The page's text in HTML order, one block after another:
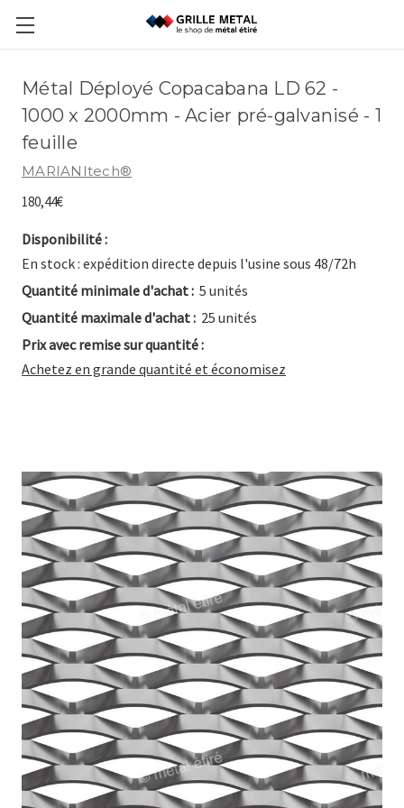
Métal Déployé Copacabana LD 62 -
1000 x 2000mm - Acier pré-galvanisé - 1
feuille
MARIANItech®
180,44€
Disponibilité :
En stock : expédition directe depuis l'usine sous 48/72h
Quantité minimale d'achat : 5 unités
Quantité maximale d'achat : 25 unités
Prix avec remise sur quantité :
Achetez en grande quantité et économisez